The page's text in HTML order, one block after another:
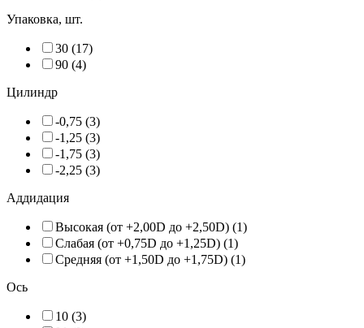
Упаковка, шт.
30 (17)
90 (4)
Цилиндр
-0,75 (3)
-1,25 (3)
-1,75 (3)
-2,25 (3)
Аддидация
Высокая (от +2,00D до +2,50D) (1)
Слабая (от +0,75D до +1,25D) (1)
Средняя (от +1,50D до +1,75D) (1)
Ось
10 (3)